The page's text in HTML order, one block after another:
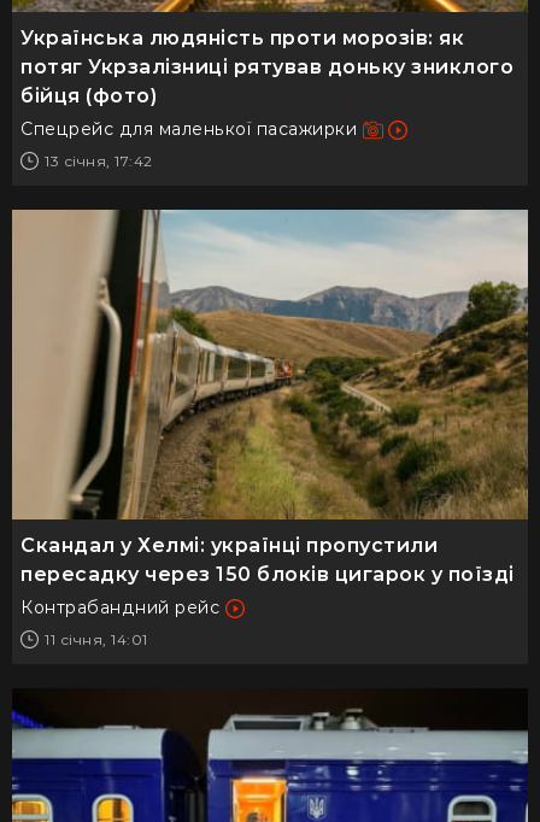
Українська людяність проти морозів: як
потяг Укрзалізниці рятував доньку зниклого
бійця (фото)
Спецрейс для маленької пасажирки
13 січня, 17:42
Скандал у Хелмі: українці пропустили
пересадку через 150 блоків цигарок у поїзді
Контрабандний рейс
11 січня, 14:01